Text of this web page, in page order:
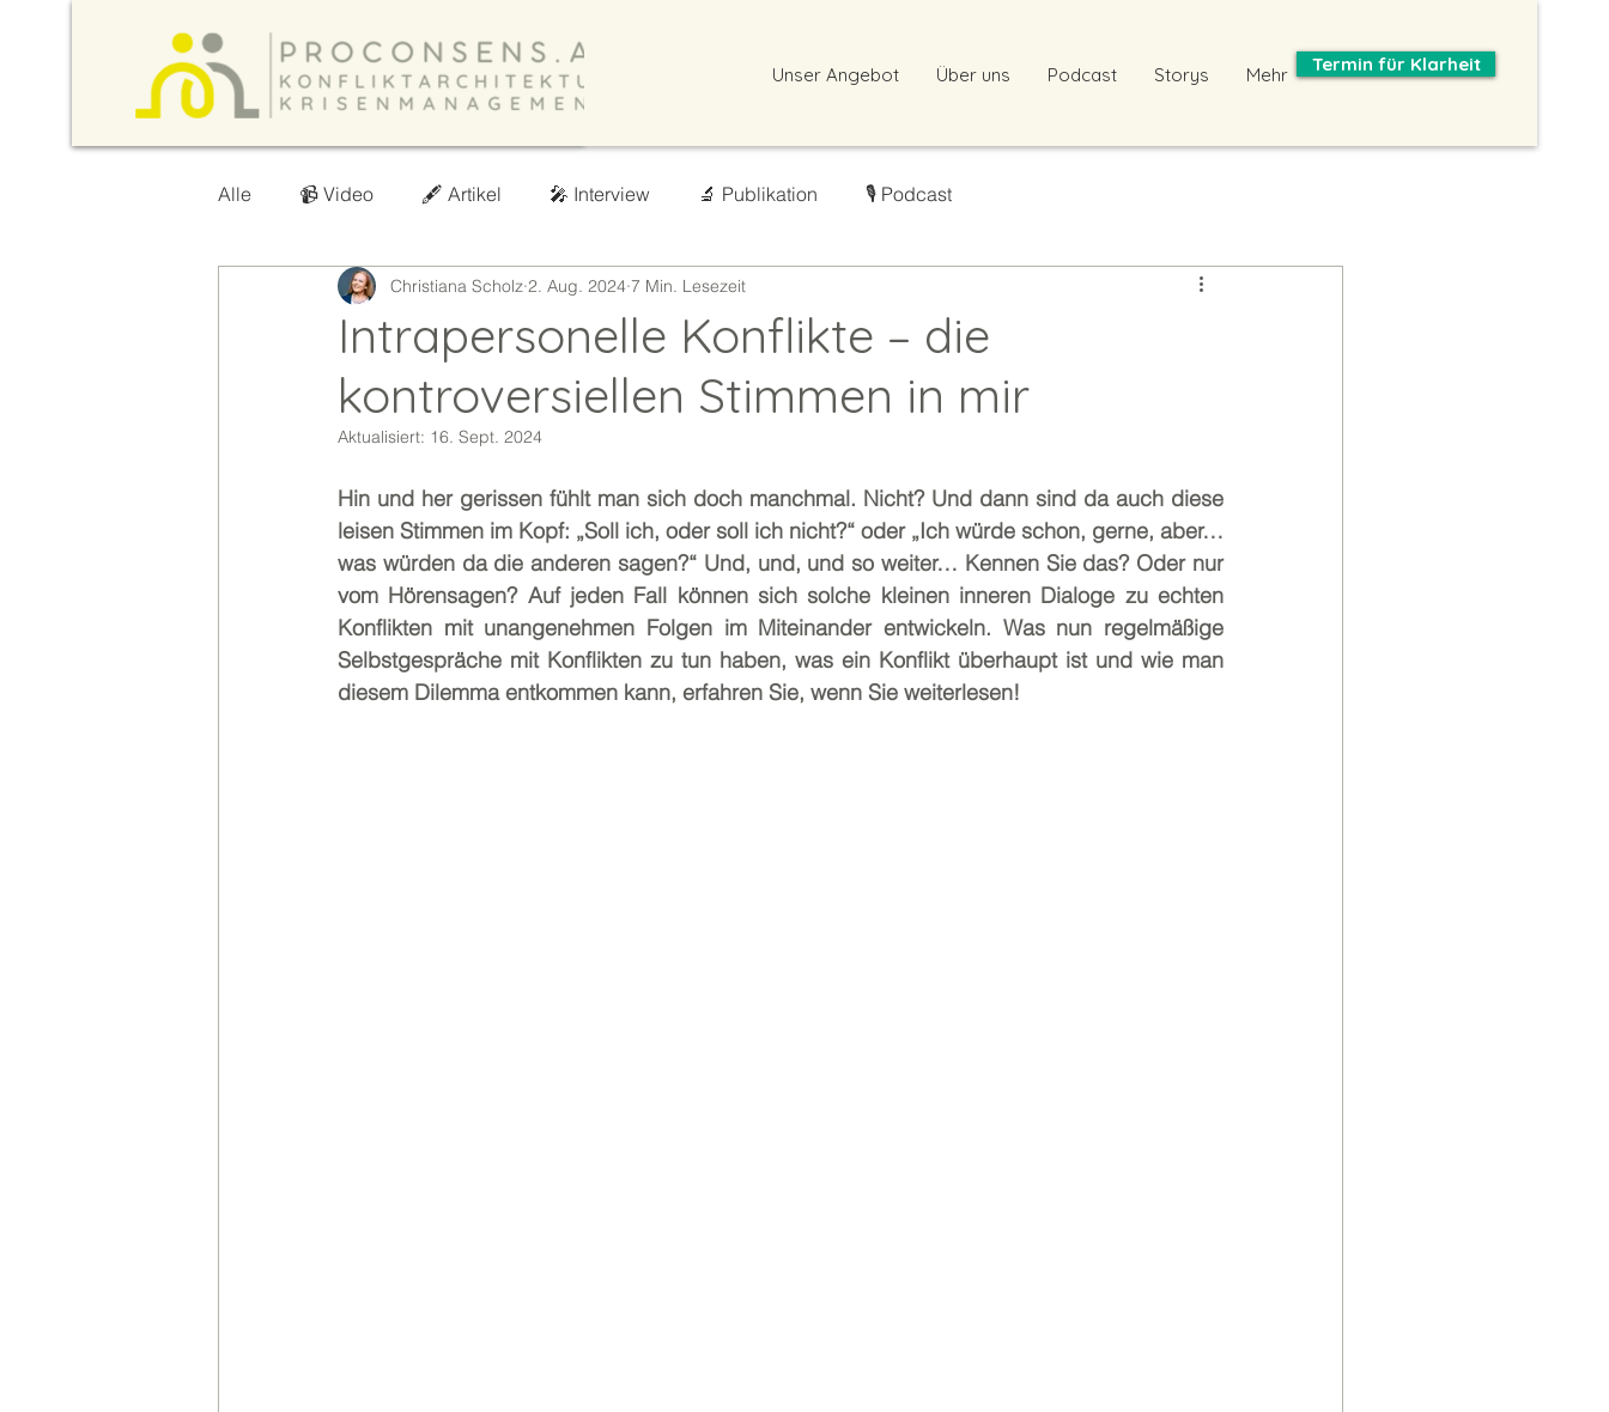
Unser Angebot Über uns Podcast Storys Mehr Termin für Klarheit
Alle 📹 Video 🖋️ Artikel 🎤 Interview 🔬 Publikation 🎙️ Podcast
Intrapersonelle Konflikte – die
kontroversiellen Stimmen in mir
Christiana Scholz 2. Aug. 2024 7 Min. Lesezeit
Aktualisiert: 16. Sept. 2024
Hin und her gerissen fühlt man sich doch manchmal. Nicht? Und dann sind da auch diese
leisen Stimmen im Kopf: „Soll ich, oder soll ich nicht?“ oder „Ich würde schon, gerne, aber…
was würden da die anderen sagen?“ Und, und, und so weiter… Kennen Sie das? Oder nur
vom Hörensagen? Auf jeden Fall können sich solche kleinen inneren Dialoge zu echten
Konflikten mit unangenehmen Folgen im Miteinander entwickeln. Was nun regelmäßige
Selbstgespräche mit Konflikten zu tun haben, was ein Konflikt überhaupt ist und wie man
diesem Dilemma entkommen kann, erfahren Sie, wenn Sie weiterlesen!